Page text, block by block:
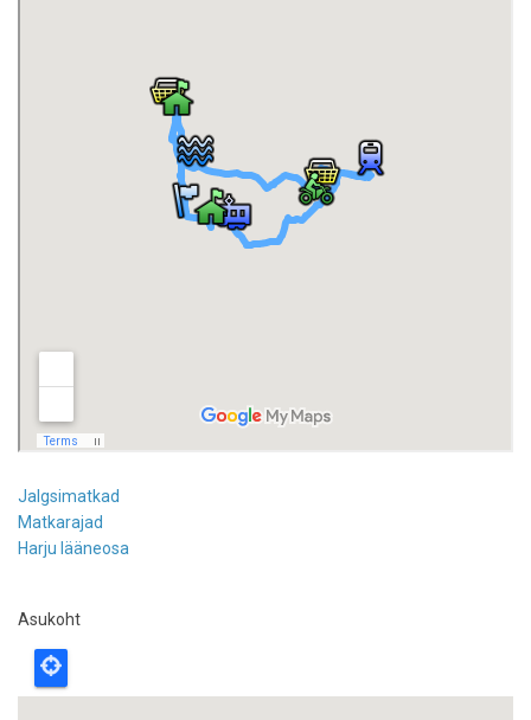
Jalgsimatkad
Matkarajad
Harju lääneosa
Asukoht